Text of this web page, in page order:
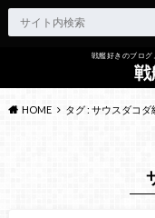
戦艦好きのブログ
戦
HOME タグ : サウスダコダ